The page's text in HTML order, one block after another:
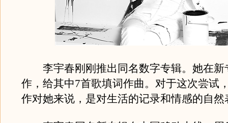
李宇春刚刚推出同名数字专辑。她在新
作，给其中7首歌填词作曲。对于这次尝试
作对她来说，是对生活的记录和情感的自然